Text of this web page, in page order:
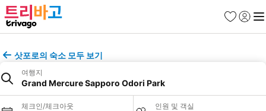
즐겨찾기
로그인
메
삿포로의 숙소 모두 보기
여행지
Grand Mercure Sapporo Odori Park
체크인/체크아웃 인원 및 객실